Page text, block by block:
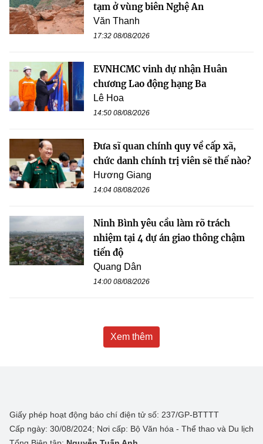
tạm ở vùng biên Nghệ An
Văn Thanh
17:32 08/08/2026
EVNHCMC vinh dự nhận Huân
chương Lao động hạng Ba
Lê Hoa
14:50 08/08/2026
Đưa sĩ quan chính quy về cấp xã,
chức danh chính trị viên sẽ thế nào?
Hương Giang
14:04 08/08/2026
Ninh Bình yêu cầu làm rõ trách
nhiệm tại 4 dự án giao thông chậm
tiến độ
Quang Dân
14:00 08/08/2026
Xem thêm
Giấy phép hoạt động báo chí điện tử số: 237/GP-BTTTT
Cấp ngày: 30/08/2024; Nơi cấp: Bộ Văn hóa - Thể thao và Du lịch